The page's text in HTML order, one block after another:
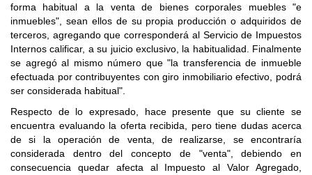
forma habitual a la venta de bienes corporales muebles "e
inmuebles", sean ellos de su propia producción o adquiridos de
terceros, agregando que corresponderá al Servicio de Impuestos
Internos calificar, a su juicio exclusivo, la habitualidad. Finalmente
se agregó al mismo número que "la transferencia de inmueble
efectuada por contribuyentes con giro inmobiliario efectivo, podrá
ser considerada habitual".
Respecto de lo expresado, hace presente que su cliente se
encuentra evaluando la oferta recibida, pero tiene dudas acerca
de si la operación de venta, de realizarse, se encontraría
considerada dentro del concepto de "venta", debiendo en
consecuencia quedar afecta al Impuesto al Valor Agregado,